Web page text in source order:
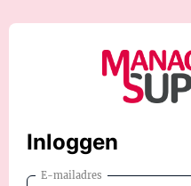
Inloggen
E-mailadres